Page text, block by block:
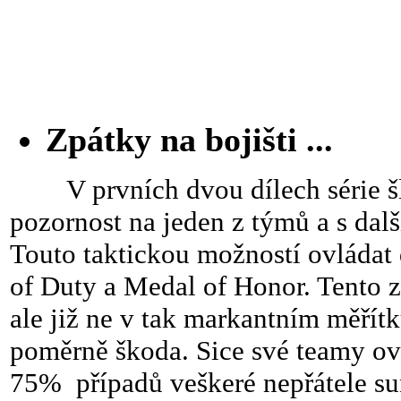
Zpátky na bojišti ...
V prvních dvou dílech série
pozornost na jeden z týmů a s
Touto taktickou možností
of Duty a Medal of Honor. Tento
ale již ne v tak markantním
poměrně škoda. Sice své teamy
75% případů veškeré nepřátele